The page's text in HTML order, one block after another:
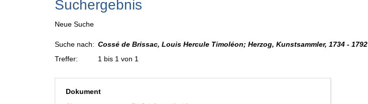
Suchergebnis
Neue Suche
Suche nach: Cossé de Brissac, Louis Hercule Timoléon; Herzog, Kunstsammler, 1734 - 1792
Treffer:
1 bis 1 von 1
Dokument